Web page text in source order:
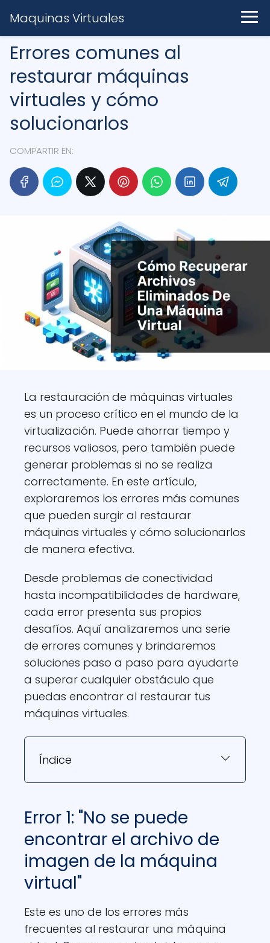
Maquinas Virtuales
Errores comunes al
restaurar máquinas
virtuales y cómo
solucionarlos
COMPARTIR EN:
La restauración de máquinas virtuales
es un proceso crítico en el mundo de la
virtualización. Puede ahorrar tiempo y
recursos valiosos, pero también puede
generar problemas si no se realiza
correctamente. En este artículo,
exploraremos los errores más comunes
que pueden surgir al restaurar
máquinas virtuales y cómo solucionarlos
de manera efectiva.
Desde problemas de conectividad
hasta incompatibilidades de hardware,
cada error presenta sus propios
desafíos. Aquí analizaremos una serie
de errores comunes y brindaremos
soluciones paso a paso para ayudarte
a superar cualquier obstáculo que
puedas encontrar al restaurar tus
máquinas virtuales.
Índice
Error 1: "No se puede
encontrar el archivo de
imagen de la máquina
virtual"
Este es uno de los errores más
frecuentes al restaurar una máquina